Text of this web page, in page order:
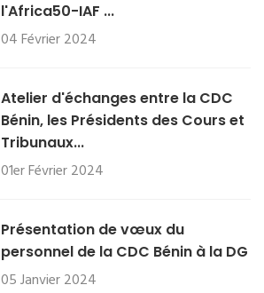
l'Africa50-IAF ...
04 Février 2024
Atelier d'échanges entre la CDC
Bénin, les Présidents des Cours et
Tribunaux...
01er Février 2024
Présentation de vœux du
personnel de la CDC Bénin à la DG
05 Janvier 2024